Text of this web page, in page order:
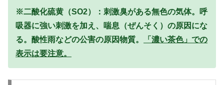
※二酸化硫黄（SO2）：刺激臭がある無色の気体。呼
吸器に強い刺激を加え、喘息（ぜんそく）の原因にな
る。酸性雨などの公害の原因物質。
「濃い茶色」での
表示は要注意。